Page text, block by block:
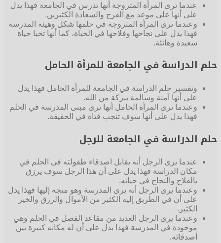
عندما ترى المرأة المتزوجة أنها تدرس في الجامعة فهذا يدل
على أنها على موعد مع الفرح والسعادة الكثيرين.
وعندما ترى المرأة المتزوجة في حلمها شكل وهيئة المدرسة
فهذا يدل على نجاحها وفلاحها في الحياة، كما أنها تحيا حياة
سعيدة وهانئة.
حلم الدراسة في الجامعة للمرأة الحامل
وتفسير حلم الدراسة في الجامعة للمرأة الحامل فهذا يدل
على أنها آمنة وسالمة ببركة من الله.
وعندما ترى المرأة الحامل أنها ترى مبنى المدرسة في الحلم
فهذا يدل على أنها سوف تنجب فتاة في الحقيقة.
حلم الدراسة في الجامعة للرجل
عندما يرى الرجل أنه يقابل اصدقاء طفولته في الحلم في
مكان الدراسة فهذا يدل على أن هذا الرجل سوف يرزق
بالفلاح والنجاح في حياته.
وعندما يرى الرجل أنه يرى المدرسة وهو متجه إليها فهذا يدل
على أن في الطريق إليه الكثير من الأموال والرزق والخير
الكثير.
وعندما يرى الرجل العديد من مقاعد الفصل في الحلم وهي
موجودة في المدرسة فهذا يدل على أن له مكانه كبيرة بين
أصدقائه.